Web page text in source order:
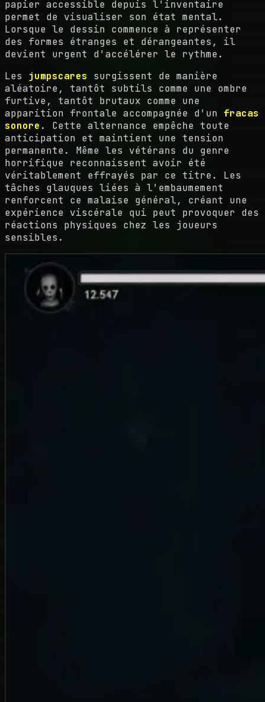
papier accessible depuis l'inventaire
permet de visualiser son état mental.
Lorsque le dessin commence à représenter
des formes étranges et dérangeantes, il
devient urgent d'accélérer le rythme.
Les jumpscares surgissent de manière
aléatoire, tantôt subtils comme une ombre
furtive, tantôt brutaux comme une
apparition frontale accompagnée d'un fracas
sonore . Cette alternance empêche toute
anticipation et maintient une tension
permanente. Même les vétérans du genre
horrifique reconnaissent avoir été
véritablement effrayés par ce titre. Les
tâches glauques liées à l'embaumement
renforcent ce malaise général, créant une
expérience viscérale qui peut provoquer des
réactions physiques chez les joueurs
sensibles.